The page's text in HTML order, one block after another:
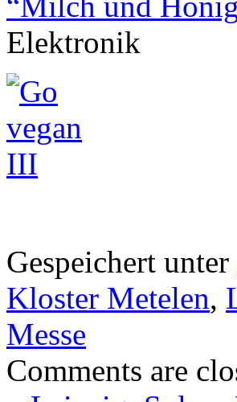
Elektronik
Gespeichert unter
Kloster Metelen,
Messe
Comments are